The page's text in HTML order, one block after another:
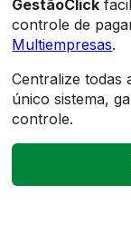
GestãoClick
controle de
Multiempresas.
Centralize todas
único sistema,
controle.